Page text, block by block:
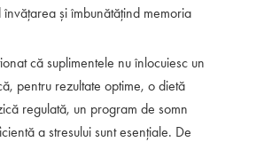
și îmbunătățind memoria
că suplimentele nu înlocuiesc un
pentru rezultate optime, o dietă
regulată, un program de somn
a stresului sunt esențiale. De